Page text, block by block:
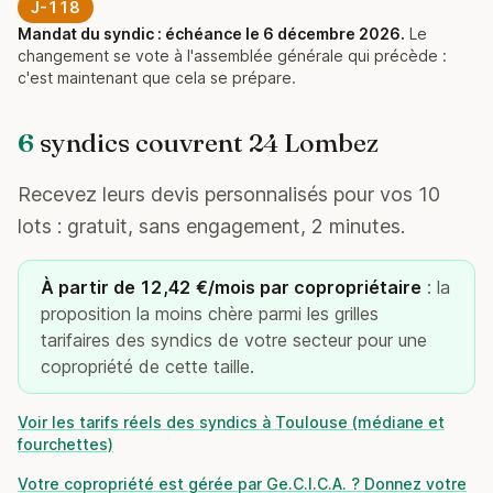
J-118
Mandat du syndic : échéance le 6 décembre 2026. Le
changement se vote à l'assemblée générale qui précède :
c'est maintenant que cela se prépare.
6 syndics couvrent 24 Lombez
Recevez leurs devis personnalisés pour vos 10
lots : gratuit, sans engagement, 2 minutes.
À partir de 12,42 €/mois par copropriétaire : la
proposition la moins chère parmi les grilles
tarifaires des syndics de votre secteur pour une
copropriété de cette taille.
Voir les tarifs réels des syndics à Toulouse (médiane et
fourchettes)
Votre copropriété est gérée par Ge.C.I.C.A. ? Donnez votre